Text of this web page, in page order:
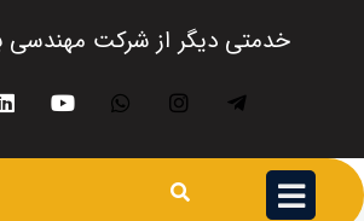
خدمتی دیگر از شرکت مهندسی